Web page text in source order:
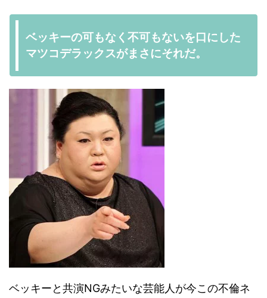
ベッキーの可もなく不可もないを口にした
マツコデラックスがまさにそれだ。
ベッキーと共演NGみたいな芸能人が今この不倫ネ